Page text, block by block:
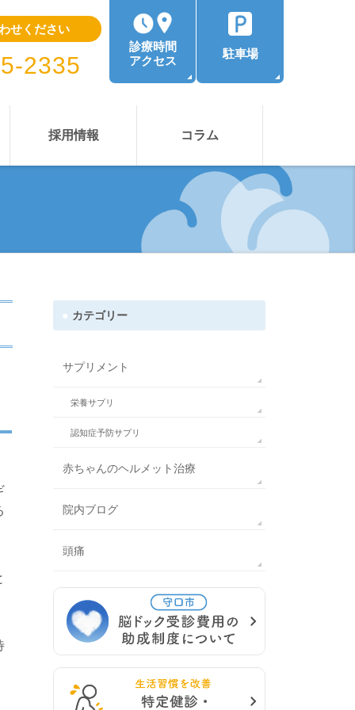
せください
2335
診療時間
アクセス
駐車場
採用情報 コラム
カテゴリー
サプリメント
栄養サプリ
認知症予防サプリ
赤ちゃんのヘルメット治療
院内ブログ
頭痛